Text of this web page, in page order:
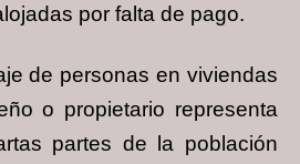
por falta de pago.
de personas en viviendas
o propietario representa
partes de la población